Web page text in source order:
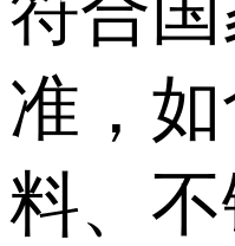
准，
料、不